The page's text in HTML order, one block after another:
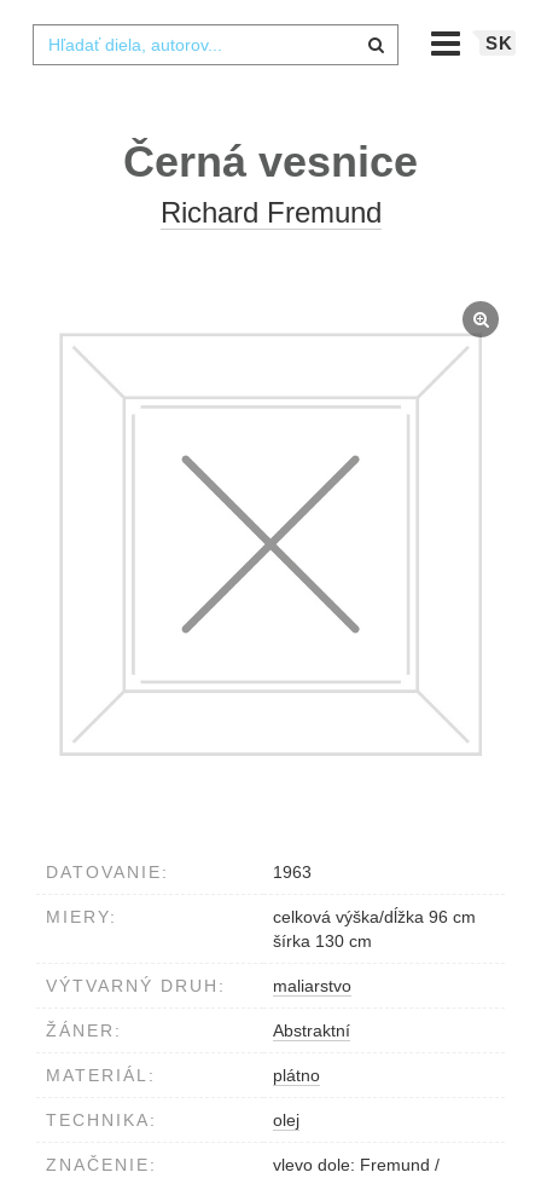
SK
Černá vesnice
Richard Fremund
DATOVANIE: 1963
MIERY:
celková výška/dĺžka 96 cm
šírka 130 cm
VÝTVARNÝ DRUH: maliarstvo
ŽÁNER: Abstraktní
MATERIÁL: plátno
TECHNIKA: olej
ZNAČENIE:
vlevo dole: Fremund /